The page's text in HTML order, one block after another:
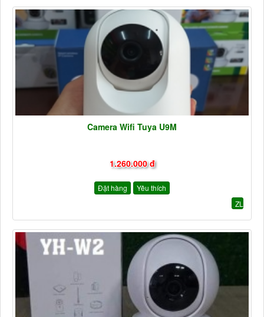
Camera Wifi Tuya U9M
1.260.000 đ
Đặt hàng
Yêu thích
ZL